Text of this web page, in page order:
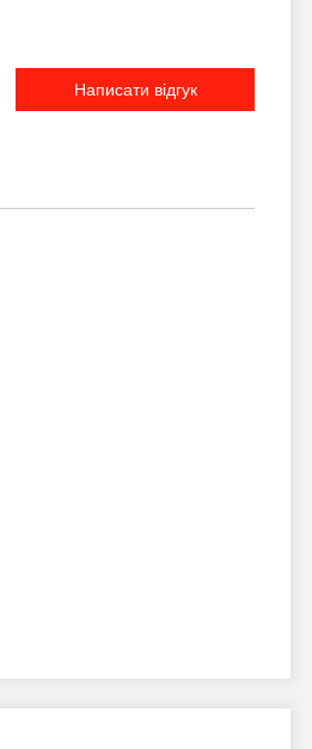
Написати відгук